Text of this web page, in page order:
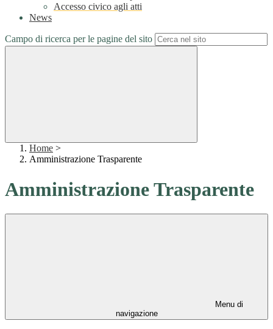
Accesso civico agli atti
News
Campo di ricerca per le pagine del sito
Home >
Amministrazione Trasparente
Amministrazione Trasparente
Menu di
navigazione